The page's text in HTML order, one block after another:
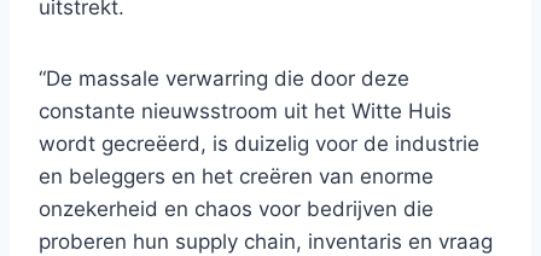
uitstrekt.
“De massale verwarring die door deze
constante nieuwsstroom uit het Witte Huis
wordt gecreëerd, is duizelig voor de industrie
en beleggers en het creëren van enorme
onzekerheid en chaos voor bedrijven die
proberen hun supply chain, inventaris en vraag